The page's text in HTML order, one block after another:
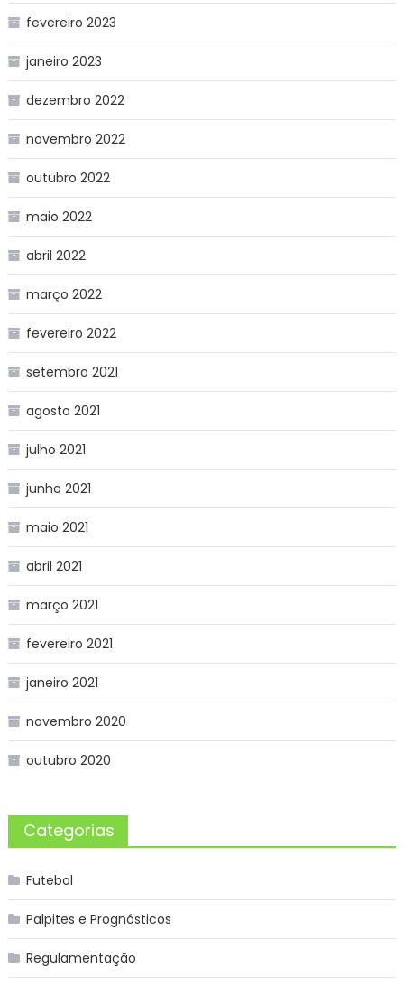
fevereiro 2023
janeiro 2023
dezembro 2022
novembro 2022
outubro 2022
maio 2022
abril 2022
março 2022
fevereiro 2022
setembro 2021
agosto 2021
julho 2021
junho 2021
maio 2021
abril 2021
março 2021
fevereiro 2021
janeiro 2021
novembro 2020
outubro 2020
Categorias
Futebol
Palpites e Prognósticos
Regulamentação